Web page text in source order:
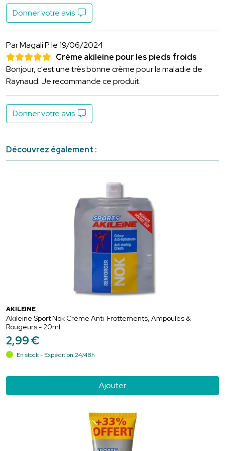
Donner votre avis
Par Magali P.le 19/06/2024
Crème akileine pour les pieds froids
Bonjour, c'est une très bonne crème pour la maladie de
Raynaud. Je recommande ce produit.
Donner votre avis
Découvrez également :
AKILEÏNE
Akileïne Sport Nok Crème Anti-Frottements, Ampoules &
Rougeurs - 20ml
2,99€
En stock - Expédition 24/48h
Ajouter